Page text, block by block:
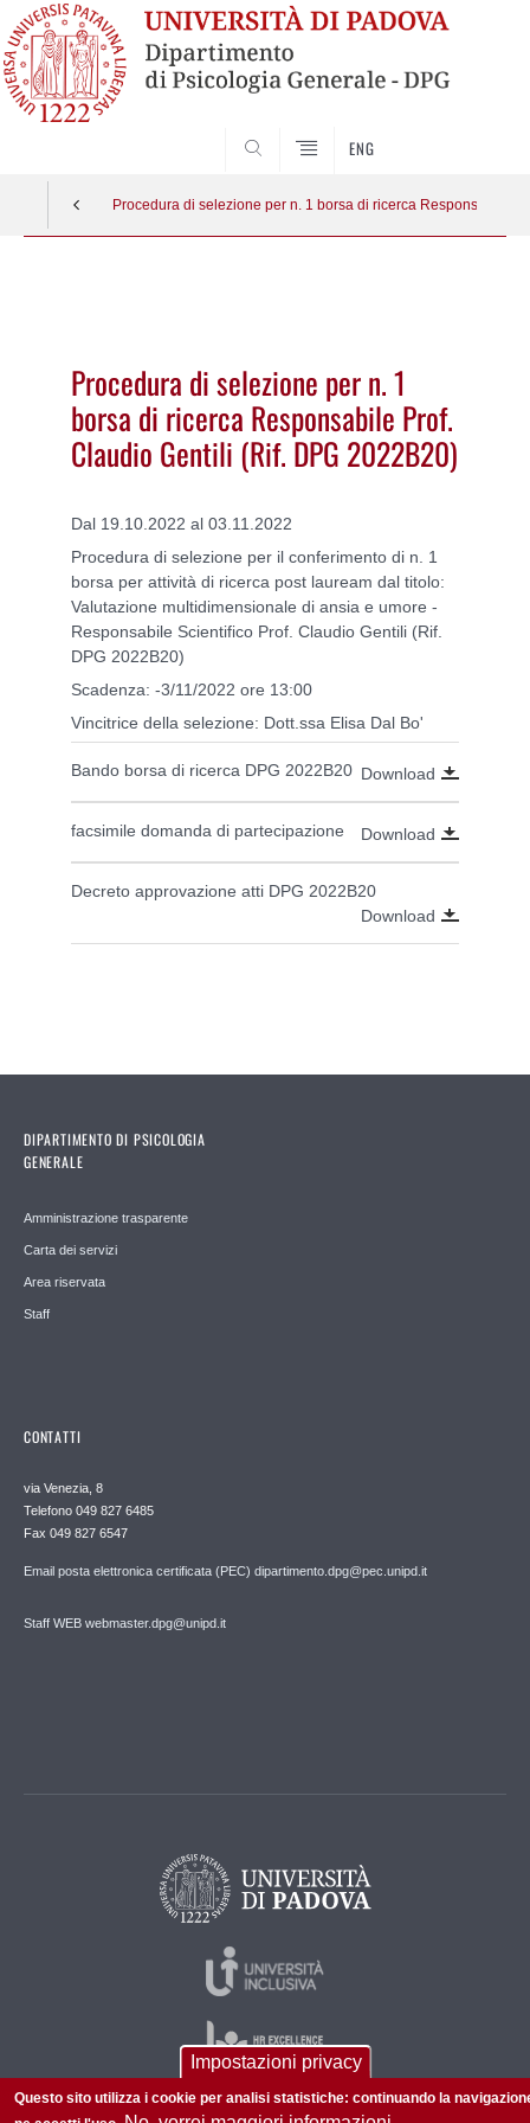
ENG
Procedura di selezione per n. 1 borsa di ricerca Responsabile
Procedura di selezione per n. 1
borsa di ricerca Responsabile Prof.
Claudio Gentili (Rif. DPG 2022B20)
Dal 19.10.2022 al 03.11.2022
Procedura di selezione per il conferimento di n. 1
borsa per attività di ricerca post lauream dal titolo:
Valutazione multidimensionale di ansia e umore -
Responsabile Scientifico Prof. Claudio Gentili (Rif.
DPG 2022B20)
Scadenza: -3/11/2022 ore 13:00
Vincitrice della selezione: Dott.ssa Elisa Dal Bo'
Bando borsa di ricerca DPG 2022B20 Download
facsimile domanda di partecipazione Download
Decreto approvazione atti DPG 2022B20
Download
DIPARTIMENTO DI PSICOLOGIA
GENERALE
Amministrazione trasparente
Carta dei servizi
Area riservata
Staff
CONTATTI
via Venezia, 8
Telefono 049 827 6485
Fax 049 827 6547
Email posta elettronica certificata (PEC) dipartimento.dpg@pec.unipd.it
Staff WEB webmaster.dpg@unipd.it
Impostazioni privacy
Questo sito utilizza i cookie per analisi statistiche: continuando la